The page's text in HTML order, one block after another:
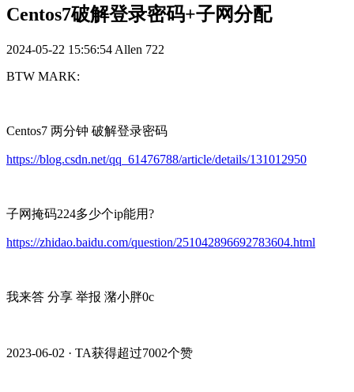
Centos7破解登录密码+子网分配
2024-05-22 15:56:54 Allen 722
BTW MARK:
Centos7 两分钟 破解登录密码
https://blog.csdn.net/qq_61476788/article/details/131012950
子网掩码224多少个ip能用?
https://zhidao.baidu.com/question/251042896692783604.html
我来答 分享 举报 潴小胖0c
2023-06-02 · TA获得超过7002个赞